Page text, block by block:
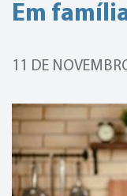
Em
11 DE